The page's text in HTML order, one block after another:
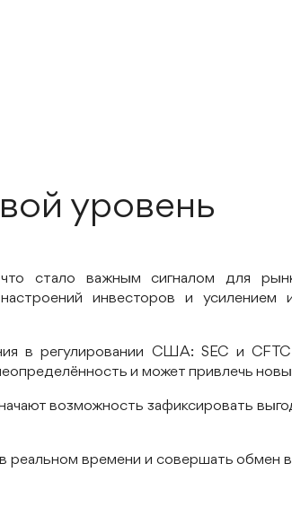
уровень
стало важным сигналом для
инвесторов и усилением
в регулировании США: SEC и
и может привлечь
возможность зафиксировать
реальном времени и совершать обмен